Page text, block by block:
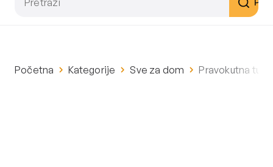
Početna Kategorije Sve za dom Pravokutna tuš